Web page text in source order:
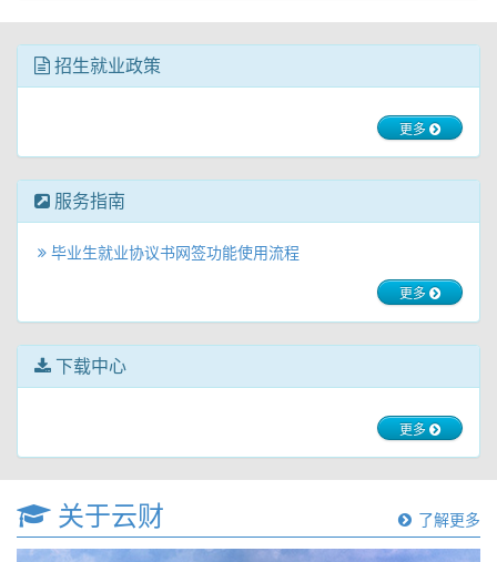
招生就业政策
更多
服务指南
毕业生就业协议书网签功能使用流程
更多
下载中心
更多
关于云财 了解更多